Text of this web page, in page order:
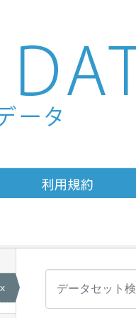
x